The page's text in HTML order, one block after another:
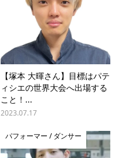
【塚本 大暉さん】目標はパテ
ィシエの世界大会へ出場する
こと！...
2023.07.17
パフォーマー / ダンサー